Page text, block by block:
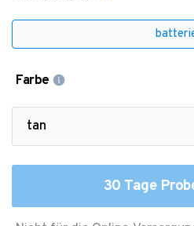
Farbe
30 Tage